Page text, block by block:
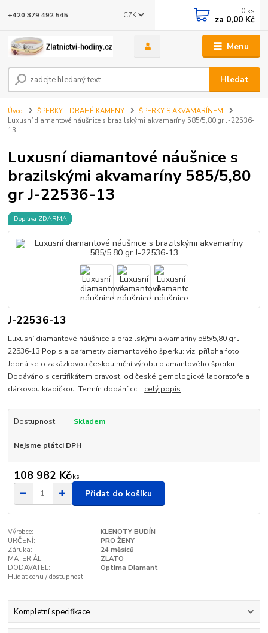
Menu
CZK
Hledat
+420 379 492 545 0 ks
za 0,00 Kč
Úvod ŠPERKY - DRAHÉ KAMENY
ŠPERKY S AKVAMARÍNEM
Luxusní diamantové náušnice s brazilskými akvamaríny 585/5,80 gr J-22536-
13
Luxusní diamantové náušnice s
brazilskými akvamaríny 585/5,80
gr J-22536-13
Doprava ZDARMA
J-22536-13
Luxusní diamantové náušnice s brazilskými akvamaríny 585/5,80 gr J-
22536-13 Popis a parametry diamantového šperku: viz. příloha foto
Jedná se o zakázkovou českou ruční výrobu diamantového šperku
Dodáváno s certifikátem pravosti od české gemologické laboratoře a
dárkovou krabičkou. Termín dodání cc... celý popis
Dostupnost Skladem
Nejsme plátci DPH
108 982 Kč/ks
Přidat do košíku
Výrobce:
KLENOTY BUDÍN
URČENÍ:
PRO ŽENY
Záruka:
24 měsíců
MATERIÁL:
ZLATO
DODAVATEL:
Optima Diamant
Hlídat cenu / dostupnost
Kompletní specifikace